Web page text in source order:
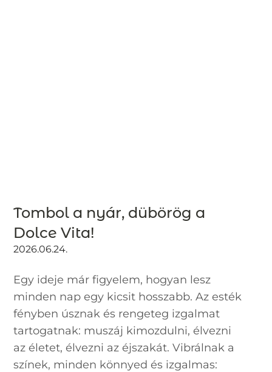
Tombol a nyár, dübörög a
Dolce Vita!
2026.06.24.
Egy ideje már figyelem, hogyan lesz
minden nap egy kicsit hosszabb. Az esték
fényben úsznak és rengeteg izgalmat
tartogatnak: muszáj kimozdulni, élvezni
az életet, élvezni az éjszakát. Vibrálnak a
színek, minden könnyed és izgalmas: